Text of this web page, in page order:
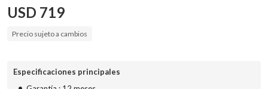
USD 719
Precio sujeto a cambios
Especificaciones principales